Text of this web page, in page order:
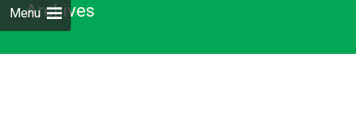
MenuArchives